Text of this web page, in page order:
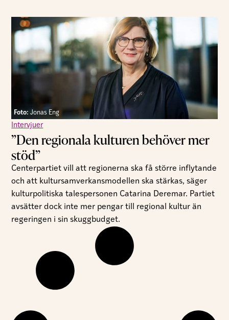
Foto:Jonas Eng
Intervjuer
”Den regionala kulturen behöver mer
stöd”
Centerpartiet vill att regionerna ska få större inflytande
och att kultursamverkansmodellen ska stärkas, säger
kulturpolitiska talespersonen Catarina Deremar. Partiet
avsätter dock inte mer pengar till regional kultur än
regeringen i sin skuggbudget.